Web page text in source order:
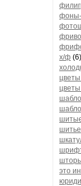
х/ф (6)
цветы
шитье
это